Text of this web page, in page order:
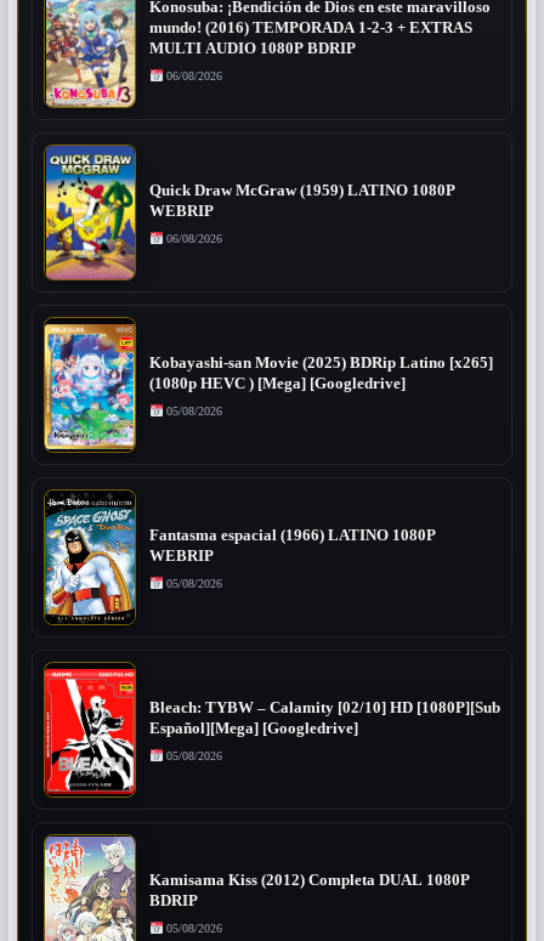
Konosuba: ¡Bendición de Dios en este maravilloso
mundo! (2016) TEMPORADA 1-2-3 + EXTRAS
MULTI AUDIO 1080P BDRIP
06/08/2026
Quick Draw McGraw (1959) LATINO 1080P
WEBRIP
06/08/2026
Kobayashi-san Movie (2025) BDRip Latino [x265]
(1080p HEVC ) [Mega] [Googledrive]
05/08/2026
Fantasma espacial (1966) LATINO 1080P
WEBRIP
05/08/2026
Bleach: TYBW – Calamity [02/10] HD [1080P][Sub
Español][Mega] [Googledrive]
05/08/2026
Kamisama Kiss (2012) Completa DUAL 1080P
BDRIP
05/08/2026